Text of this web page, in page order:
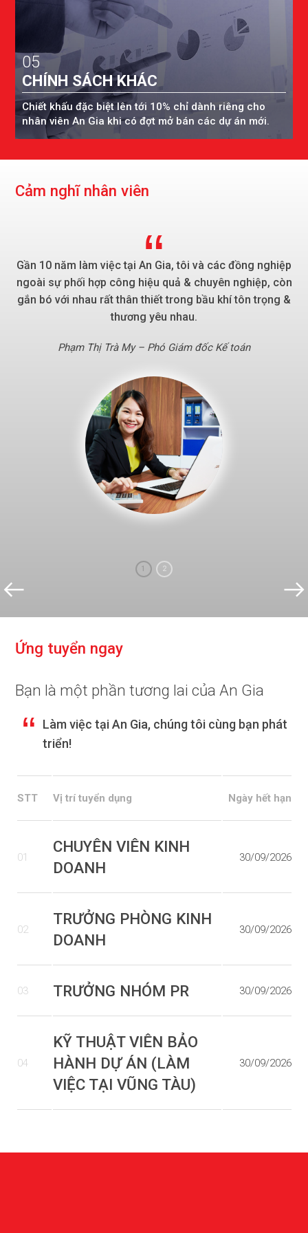
05
CHÍNH SÁCH KHÁC
Chiết khấu đặc biệt lên tới 10% chỉ dành riêng cho
nhân viên An Gia khi có đợt mở bán các dự án mới.
Cảm nghĩ nhân viên
Gần 10 năm làm việc tại An Gia, tôi và các đồng nghiệp
ngoài sự phối hợp công hiệu quả & chuyên nghiệp, còn
gắn bó với nhau rất thân thiết trong bầu khí tôn trọng &
thương yêu nhau.
Phạm Thị Trà My – Phó Giám đốc Kế toán
2
Ứng tuyển ngay
Bạn là một phần tương lai của An Gia
Làm việc tại An Gia, chúng tôi cùng bạn phát
triển!
STT Vị trí tuyển dụng Ngày hết hạn
01
CHUYÊN VIÊN KINH
DOANH
30/09/2026
02
TRƯỞNG PHÒNG KINH
DOANH
30/09/2026
03 TRƯỞNG NHÓM PR 30/09/2026
04
KỸ THUẬT VIÊN BẢO
HÀNH DỰ ÁN (LÀM
VIỆC TẠI VŨNG TÀU)
30/09/2026